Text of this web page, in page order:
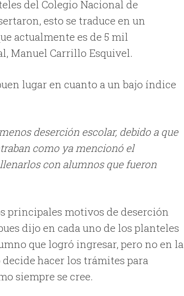
del Colegio Nacional de
esto se traduce en un
actualmente es de 5 mil
Manuel Carrillo Esquivel.
lugar en cuanto a un bajo índice
deserción escolar, debido a que
como ya mencionó el
con alumnos que fueron
principales motivos de deserción
dijo en cada uno de los planteles
que logró ingresar, pero no en la
hacer los trámites para
siempre se cree.